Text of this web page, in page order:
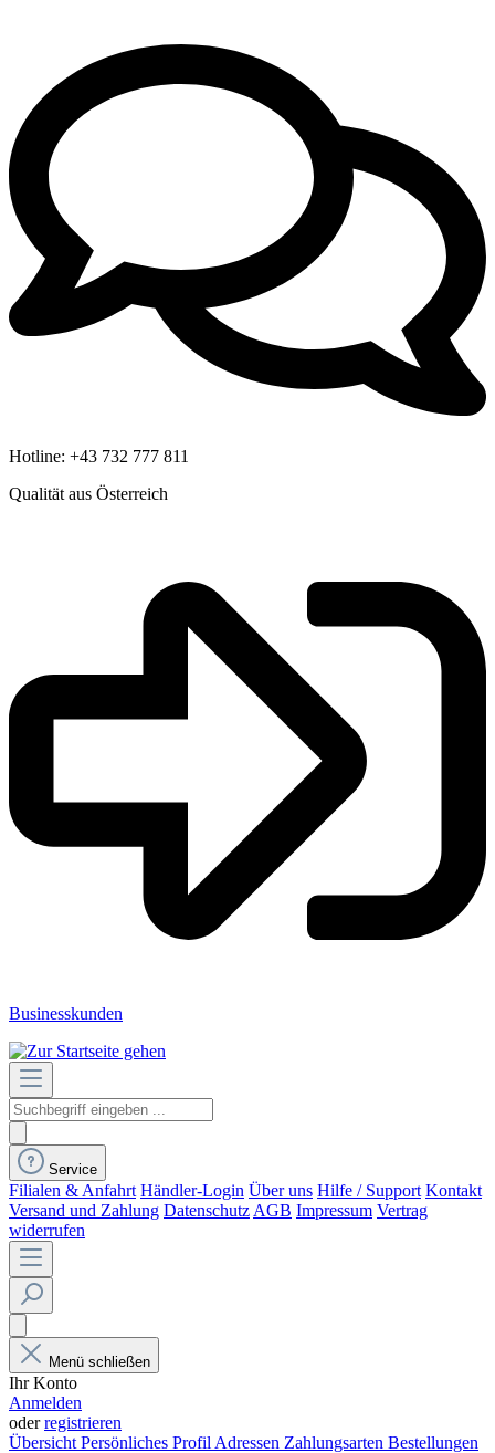
Hotline: +43 732 777 811
Qualität aus Österreich
Businesskunden
Service
Filialen & Anfahrt Händler-Login Über uns Hilfe / Support Kontakt
Versand und Zahlung Datenschutz AGB Impressum Vertrag
widerrufen
Menü schließen
Ihr Konto
Anmelden
oderregistrieren
Übersicht Persönliches Profil Adressen Zahlungsarten Bestellungen